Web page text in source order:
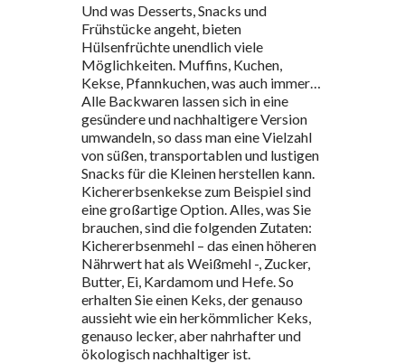
Und was Desserts, Snacks und
Frühstücke angeht, bieten
Hülsenfrüchte unendlich viele
Möglichkeiten. Muffins, Kuchen,
Kekse, Pfannkuchen, was auch immer…
Alle Backwaren lassen sich in eine
gesündere und nachhaltigere Version
umwandeln, so dass man eine Vielzahl
von süßen, transportablen und lustigen
Snacks für die Kleinen herstellen kann.
Kichererbsenkekse zum Beispiel sind
eine großartige Option. Alles, was Sie
brauchen, sind die folgenden Zutaten:
Kichererbsenmehl – das einen höheren
Nährwert hat als Weißmehl -, Zucker,
Butter, Ei, Kardamom und Hefe. So
erhalten Sie einen Keks, der genauso
aussieht wie ein herkömmlicher Keks,
genauso lecker, aber nahrhafter und
ökologisch nachhaltiger ist.